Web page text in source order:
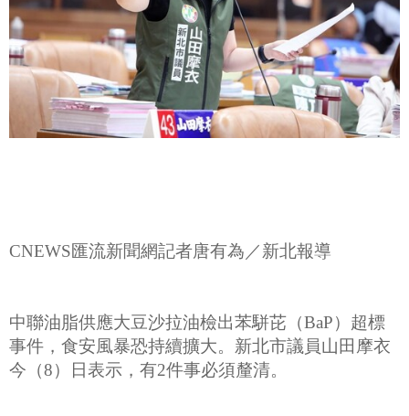
CNEWS匯流新聞網記者唐有為／新北報導
中聯油脂供應大豆沙拉油檢出苯駢芘（BaP）超標
事件，食安風暴恐持續擴大。新北市議員山田摩衣
今（8）日表示，有2件事必須釐清。